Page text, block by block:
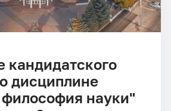
кандидатского
дисциплине
науки"